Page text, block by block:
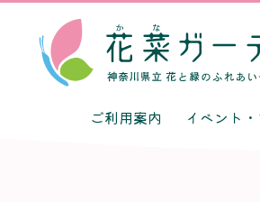
ご利用案内 イベント